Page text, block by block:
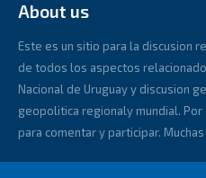
About us
Este es un sitio para la discusion
de todos los aspectos
Nacional de Uruguay y discusion
geopolitica regionaly mundial.
para comentar y participar.